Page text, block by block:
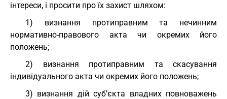
інтереси, і просити про їх захист шляхом:
1) визнання протиправним та нечинним
нормативно-правового акта чи окремих його
положень;
2) визнання протиправним та скасування
індивідуального акта чи окремих його положень;
3) визнання дій суб’єкта владних повноважень